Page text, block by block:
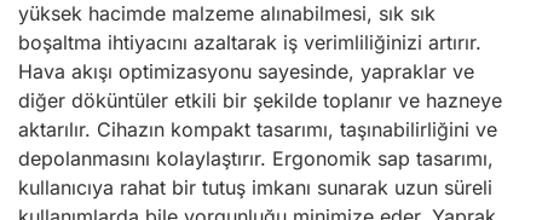
yüksek hacimde malzeme alınabilmesi, sık sık
boşaltma ihtiyacını azaltarak iş verimliliğinizi artırır.
Hava akışı optimizasyonu sayesinde, yapraklar ve
diğer döküntüler etkili bir şekilde toplanır ve hazneye
aktarılır. Cihazın kompakt tasarımı, taşınabilirliğini ve
depolanmasını kolaylaştırır. Ergonomik sap tasarımı,
kullanıcıya rahat bir tutuş imkanı sunarak uzun süreli